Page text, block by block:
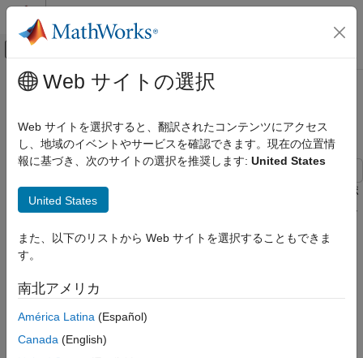
コンテンツへスキップ
オフキャンバス ナビゲーション メ
ドキュメンテーションのホーム
Simscape Electrical
モデル化とシミュレーションの基礎
メーカーの仕様に合わせたブロックのパラメー
ター化
Hitachi からの IGBT パラメーターのインポ
ート
項目一覧
デバイス パラメーターのインポート
シミュレーション結果
メインコンテンツ
Hitachi からの IGBT パラメーター
のインポート
この例では、Hitachi IGBT モジュールからパラメーターをインポ
ートして IGBT (Ideal, Switching) ブロックに保存する方法を示し
ルに保存されています。
Web サイトの選択
Web サイトを選択すると、翻訳されたコンテンツにアクセス
し、地域のイベントやサービスを確認できます。現在の位置情
報に基づき、次のサイトの選択を推奨します: United States
United States
また、以下のリストから Web サイトを選択することもできま
す。
南北アメリカ
América Latina (Español)
Canada (English)